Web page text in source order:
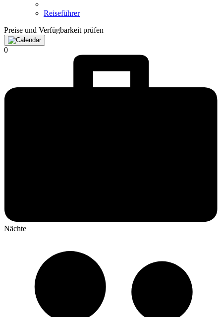
Reiseführer
Preise und Verfügbarkeit prüfen
0
Nächte